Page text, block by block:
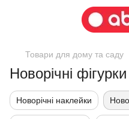
Товари для дому та саду
Новорічні фігурки
Новорічні наклейки